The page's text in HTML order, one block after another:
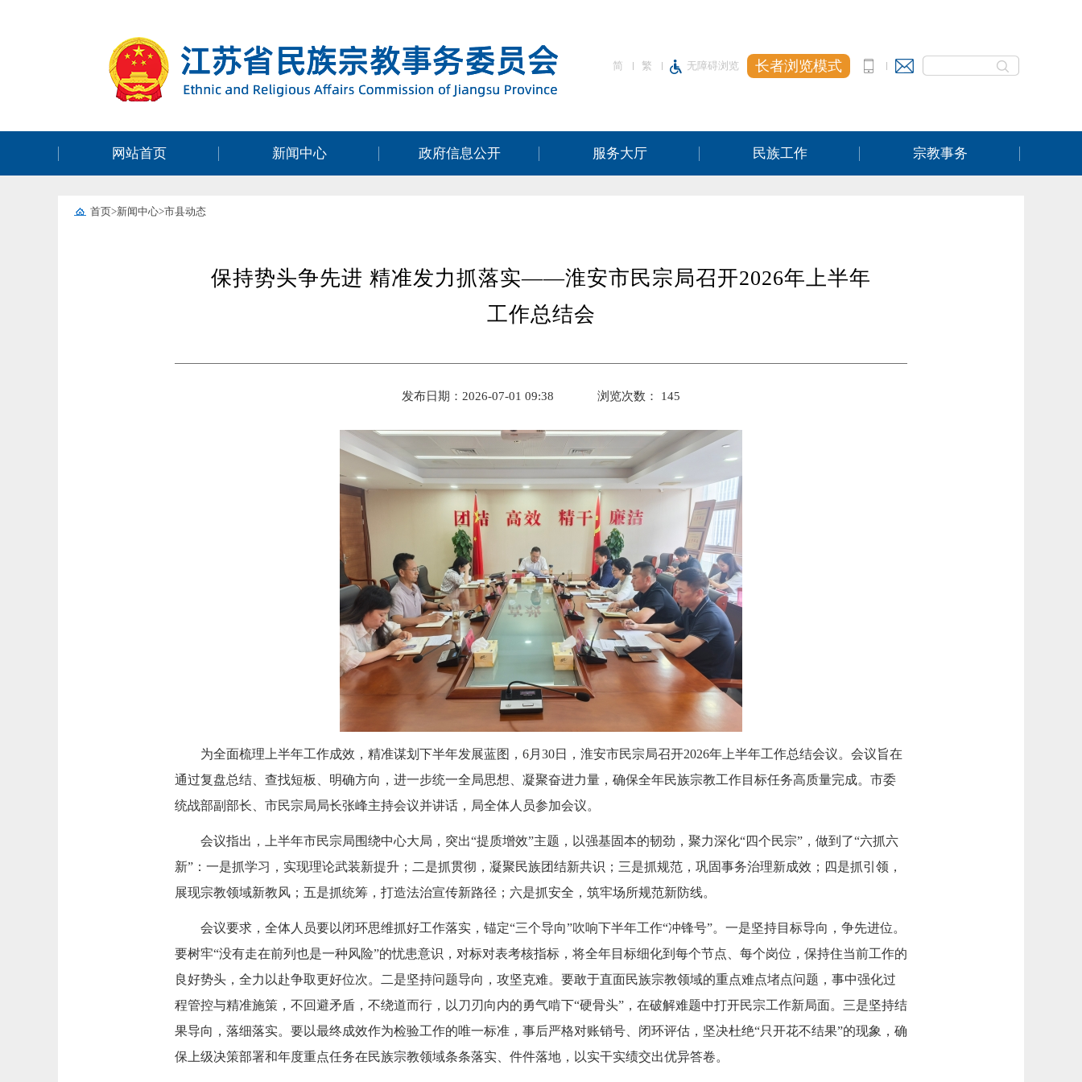
简 繁 无障碍浏览 长者浏览模式
网站首页 新闻中心 政府信息公开 服务大厅 民族工作 宗教事务
首页>新闻中心>市县动态
保持势头争先进 精准发力抓落实——淮安市民宗局召开2026年上半年
工作总结会
发布日期：2026-07-01 09:38 浏览次数： 145
为全面梳理上半年工作成效，精准谋划下半年发展蓝图，6月30日，淮安市民宗局召开2026年上半年工作总结会议。会议旨在
通过复盘总结、查找短板、明确方向，进一步统一全局思想、凝聚奋进力量，确保全年民族宗教工作目标任务高质量完成。市委
统战部副部长、市民宗局局长张峰主持会议并讲话，局全体人员参加会议。
会议指出，上半年市民宗局围绕中心大局，突出“提质增效”主题，以强基固本的韧劲，聚力深化“四个民宗”，做到了“六抓六
新”：一是抓学习，实现理论武装新提升；二是抓贯彻，凝聚民族团结新共识；三是抓规范，巩固事务治理新成效；四是抓引领，
展现宗教领域新教风；五是抓统筹，打造法治宣传新路径；六是抓安全，筑牢场所规范新防线。
会议要求，全体人员要以闭环思维抓好工作落实，锚定“三个导向”吹响下半年工作“冲锋号”。一是坚持目标导向，争先进位。
要树牢“没有走在前列也是一种风险”的忧患意识，对标对表考核指标，将全年目标细化到每个节点、每个岗位，保持住当前工作的
良好势头，全力以赴争取更好位次。二是坚持问题导向，攻坚克难。要敢于直面民族宗教领域的重点难点堵点问题，事中强化过
程管控与精准施策，不回避矛盾，不绕道而行，以刀刃向内的勇气啃下“硬骨头”，在破解难题中打开民宗工作新局面。三是坚持结
果导向，落细落实。要以最终成效作为检验工作的唯一标准，事后严格对账销号、闭环评估，坚决杜绝“只开花不结果”的现象，确
保上级决策部署和年度重点任务在民族宗教领域条条落实、件件落地，以实干实绩交出优异答卷。